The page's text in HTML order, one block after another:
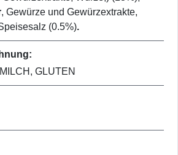
, Gewürze und Gewürzextrakte,
(0.5%).
GLUTEN